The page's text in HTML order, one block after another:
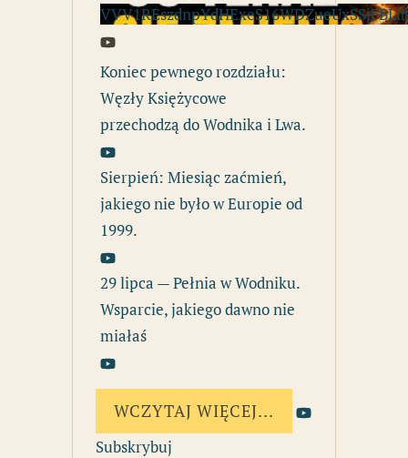
Koniec pewnego rozdziału:
Węzły Księżycowe
przechodzą do Wodnika i Lwa.
Sierpień: Miesiąc zaćmień,
jakiego nie było w Europie od
1999.
29 lipca — Pełnia w Wodniku.
Wsparcie, jakiego dawno nie
miałaś
WCZYTAJ WIĘCEJ...
Subskrybuj